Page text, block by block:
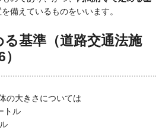
備えているものをいいます。
る基準（道路交通法施
の大きさについては
トル